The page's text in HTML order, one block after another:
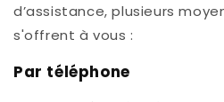
d’assistance, plusieurs
s'offrent à vous :
Par téléphone